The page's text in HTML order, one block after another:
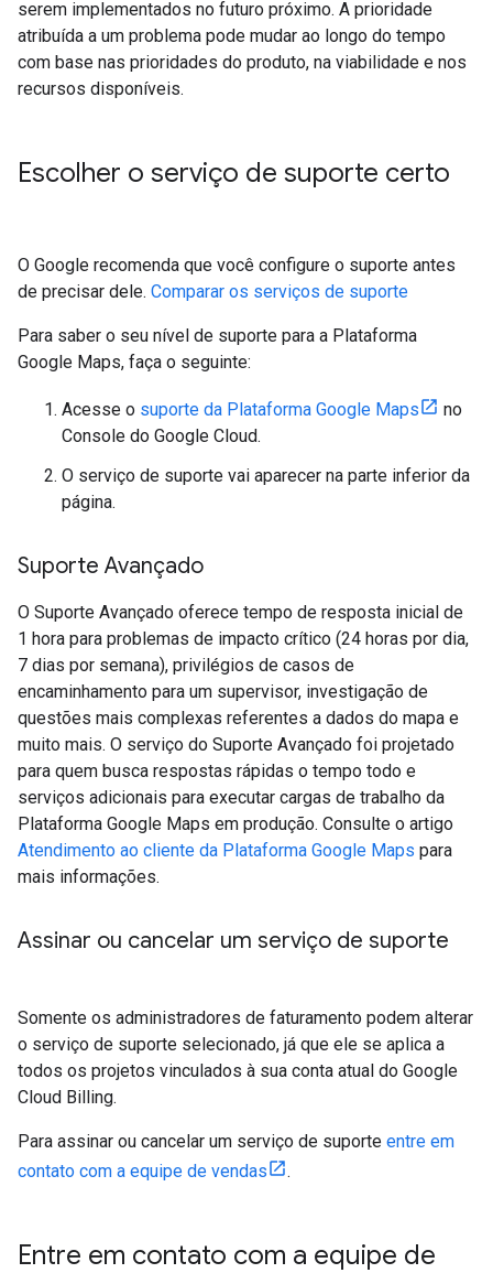
serem implementados no futuro próximo. A prioridade
atribuída a um problema pode mudar ao longo do tempo
com base nas prioridades do produto, na viabilidade e nos
recursos disponíveis.
Escolher o serviço de suporte certo
O Google recomenda que você configure o suporte antes
de precisar dele. Comparar os serviços de suporte
Para saber o seu nível de suporte para a Plataforma
Google Maps, faça o seguinte:
Acesse o suporte da Plataforma Google Maps
no
Console do Google Cloud.
O serviço de suporte vai aparecer na parte inferior da
página.
Suporte Avançado
O Suporte Avançado oferece tempo de resposta inicial de
1 hora para problemas de impacto crítico (24 horas por dia,
7 dias por semana), privilégios de casos de
encaminhamento para um supervisor, investigação de
questões mais complexas referentes a dados do mapa e
muito mais. O serviço do Suporte Avançado foi projetado
para quem busca respostas rápidas o tempo todo e
serviços adicionais para executar cargas de trabalho da
Plataforma Google Maps em produção. Consulte o artigo
Atendimento ao cliente da Plataforma Google Maps para
mais informações.
Assinar ou cancelar um serviço de suporte
Somente os administradores de faturamento podem alterar
o serviço de suporte selecionado, já que ele se aplica a
todos os projetos vinculados à sua conta atual do Google
Cloud Billing.
Para assinar ou cancelar um serviço de suporte entre em
contato com a equipe de vendas
.
Entre em contato com a equipe de